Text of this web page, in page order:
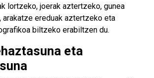
lortzeko, joerak aztertzeko, gunea
ereduak aztertzeko eta
biltzeko erabiltzen du.
eta